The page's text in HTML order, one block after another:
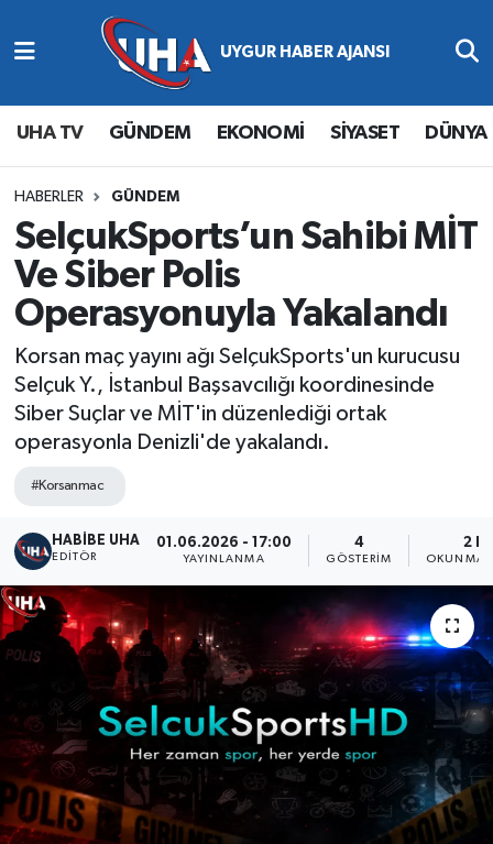
UHA TV GÜNDEM EKONOMİ SİYASET DÜNYA
HABERLER GÜNDEM
SelçukSports’un Sahibi MİT
Ve Siber Polis
Operasyonuyla Yakalandı
Korsan maç yayını ağı SelçukSports'un kurucusu
Selçuk Y., İstanbul Başsavcılığı koordinesinde
Siber Suçlar ve MİT'in düzenlediği ortak
operasyonla Denizli'de yakalandı.
#Korsanmac
HABİBE UHA
EDITÖR
01.06.2026 - 17:00
YAYINLANMA
4
GÖSTERIM
2
OKUNMA
Abone Ol
Gündem
Ekonomi
Magazin
Siyaset
Spor
Yaşam
Nöbetçi Eczaneler
Hava Durumu
Namaz Vakitleri
Trafik Durumu
Süper Lig Puan Durumu ve Fikstür
Tüm Manşetler
Son Dakika Haberleri